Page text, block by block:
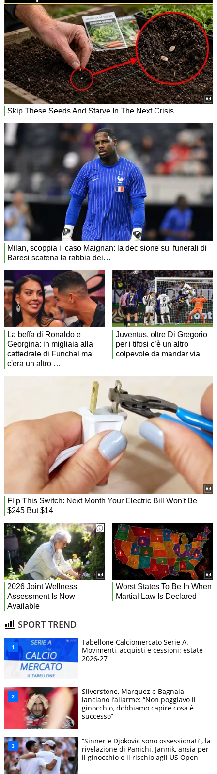
SPORT TREND
Tabellone Calciomercato Serie A.
Movimenti, acquisti e cessioni: estate
2026-27
Silverstone, Marquez e Bagnaia
lanciano l’allarme: “Non poggiavo il
ginocchio, dobbiamo capire cosa è
successo”
“Sinner e Djokovic sono ossessionati”, la
rivelazione di Panichi. Jannik, ansia per
il ginocchio e il rischio agli US Open